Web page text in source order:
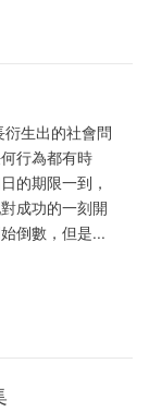
生出的社會問
行為都有時
的期限一到，
成功的一刻開
倒數，但是...